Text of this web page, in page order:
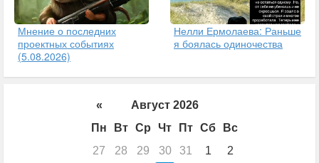
Мнение о последних
проектных событиях
(5.08.2026)
Нелли Ермолаева: Раньше
я боялась одиночества
«
Август 2026
Пн
Вт Ср Чт Пт Сб
Вс
27
28 29 30 31 1
2